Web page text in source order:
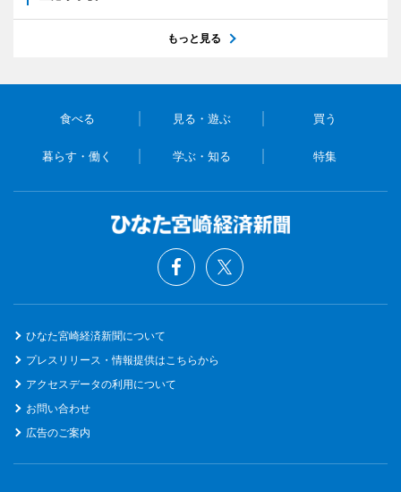
もっと見る
食べる 見る・遊ぶ 買う
暮らす・働く 学ぶ・知る 特集
ひなた宮崎経済新聞について
プレスリリース・情報提供はこちらから
アクセスデータの利用について
お問い合わせ
広告のご案内